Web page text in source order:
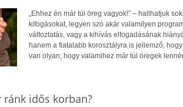
„Ehhez én már túl öreg vagyok!” – hallhatjuk
kifogásokat, legyen szó akár valamilyen
változtatás, vagy a kihívás elfogadásának
hanem a fiatalabb korosztályra is jellemző,
van olyan, hogy valamihez már túl öregek
idős korban?